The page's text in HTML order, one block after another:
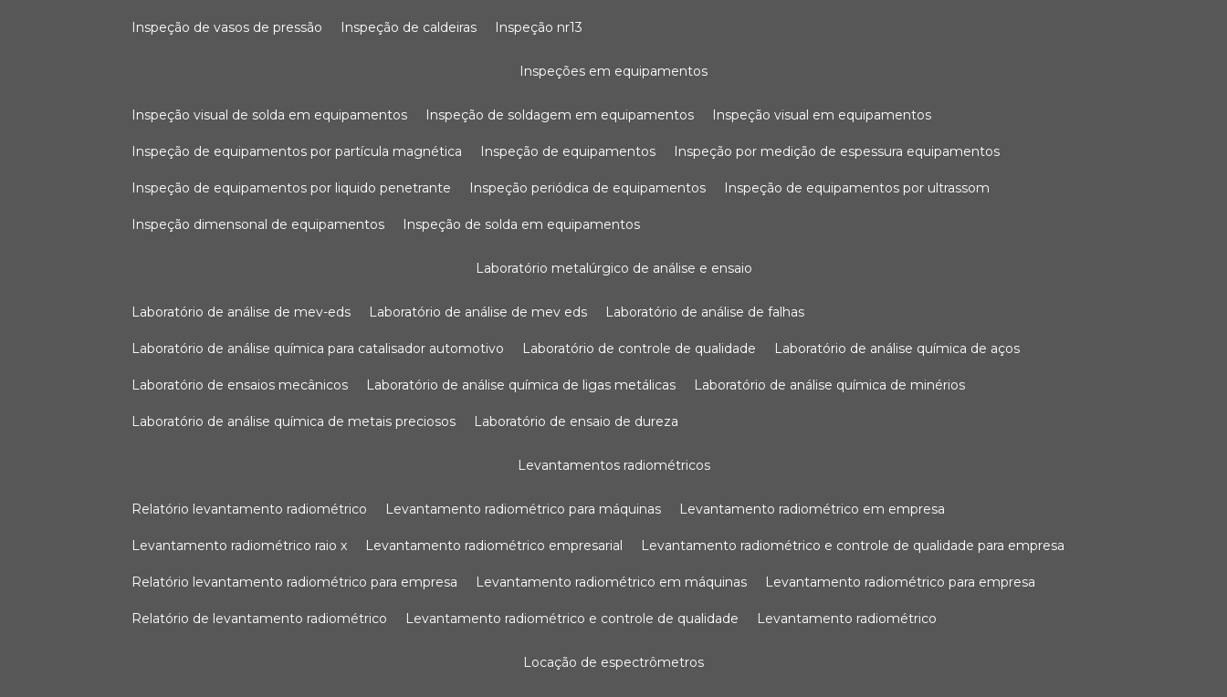
inspeção de vasos de pressão inspeção de caldeiras inspeção nr13
inspeções em equipamentos
inspeção visual de solda em equipamentos inspeção de soldagem em equipamentos inspeção visual em equipamentos
inspeção de equipamentos por partícula magnética inspeção de equipamentos inspeção por medição de espessura equipamentos
inspeção de equipamentos por liquido penetrante inspeção periódica de equipamentos inspeção de equipamentos por ultrassom
inspeção dimensonal de equipamentos inspeção de solda em equipamentos
laboratório metalúrgico de análise e ensaio
laboratório de análise de mev-eds laboratório de análise de mev eds laboratório de análise de falhas
laboratório de análise química para catalisador automotivo laboratório de controle de qualidade laboratório de análise química de aços
laboratório de ensaios mecânicos laboratório de análise química de ligas metálicas laboratório de análise química de minérios
laboratório de análise química de metais preciosos laboratório de ensaio de dureza
levantamentos radiométricos
relatório levantamento radiométrico levantamento radiométrico para máquinas levantamento radiométrico em empresa
levantamento radiométrico raio x levantamento radiométrico empresarial levantamento radiométrico e controle de qualidade para empresa
relatório levantamento radiométrico para empresa levantamento radiométrico em máquinas levantamento radiométrico para empresa
relatório de levantamento radiométrico levantamento radiométrico e controle de qualidade levantamento radiométrico
locação de espectrômetros